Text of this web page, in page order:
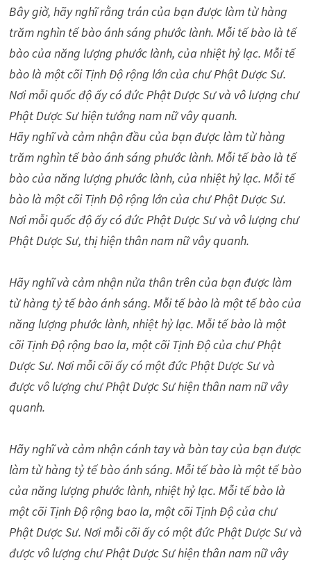
Bây giờ, hãy nghĩ rằng trán của bạn được làm từ hàng
trăm nghìn tế bào ánh sáng phước lành. Mỗi tế bào là tế
bào của năng lượng phước lành, của nhiệt hỷ lạc. Mỗi tế
bào là một cõi Tịnh Độ rộng lớn của chư Phật Dược Sư.
Nơi mỗi quốc độ ấy có đức Phật Dược Sư và vô lượng chư
Phật Dược Sư hiện tướng nam nữ vây quanh.
Hãy nghĩ và cảm nhận đầu của bạn được làm từ hàng
trăm nghìn tế bào ánh sáng phước lành. Mỗi tế bào là tế
bào của năng lượng phước lành, của nhiệt hỷ lạc. Mỗi tế
bào là một cõi Tịnh Độ rộng lớn của chư Phật Dược Sư.
Nơi mỗi quốc độ ấy có đức Phật Dược Sư và vô lượng chư
Phật Dược Sư, thị hiện thân nam nữ vây quanh.
Hãy nghĩ và cảm nhận nửa thân trên của bạn được làm
từ hàng tỷ tế bào ánh sáng. Mỗi tế bào là một tế bào của
năng lượng phước lành, nhiệt hỷ lạc. Mỗi tế bào là một
cõi Tịnh Độ rộng bao la, một cõi Tịnh Độ của chư Phật
Dược Sư. Nơi mỗi cõi ấy có một đức Phật Dược Sư và
được vô lượng chư Phật Dược Sư hiện thân nam nữ vây
quanh.
Hãy nghĩ và cảm nhận cánh tay và bàn tay của bạn được
làm từ hàng tỷ tế bào ánh sáng. Mỗi tế bào là một tế bào
của năng lượng phước lành, nhiệt hỷ lạc. Mỗi tế bào là
một cõi Tịnh Độ rộng bao la, một cõi Tịnh Độ của chư
Phật Dược Sư. Nơi mỗi cõi ấy có một đức Phật Dược Sư và
được vô lượng chư Phật Dược Sư hiện thân nam nữ vây